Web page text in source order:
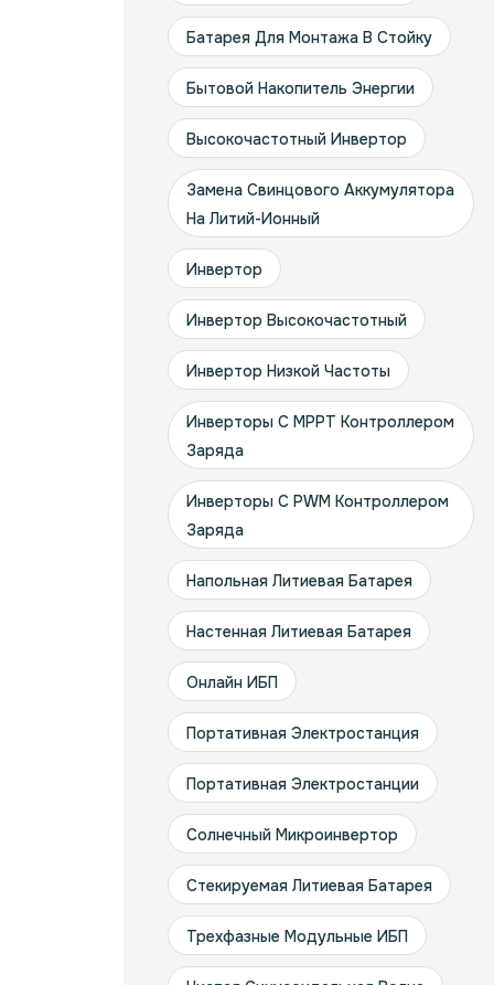
Батарея Для Монтажа В Стойку
Бытовой Накопитель Энергии
Высокочастотный Инвертор
Замена Свинцового Аккумулятора
На Литий-Ионный
Инвертор
Инвертор Высокочастотный
Инвертор Низкой Частоты
Инверторы С MPPT Контроллером
Заряда
Инверторы С PWM Контроллером
Заряда
Напольная Литиевая Батарея
Настенная Литиевая Батарея
Онлайн ИБП
Портативная Электростанция
Портативная Электростанции
Солнечный Микроинвертор
Стекируемая Литиевая Батарея
Трехфазные Модульные ИБП